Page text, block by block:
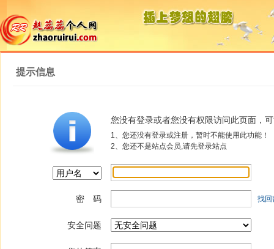
提示信息
您没有登录或者您没有权限访问此页面，
1、您还没有登录或注册，暂时不能使用此功能！
2、您还不是站点会员,请先登录站点
密 码 找回
安全问题